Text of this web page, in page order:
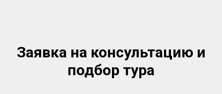
Заявка на консультацию и
подбор тура